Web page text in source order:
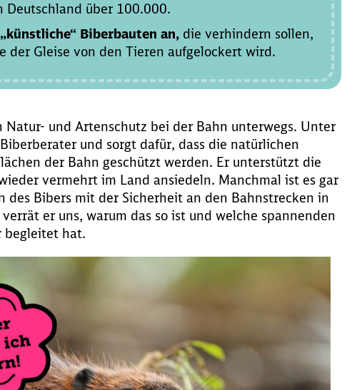
über 100.000.
Biberbauten an, die verhindern sollen,
der Gleise von den Tieren aufgelockert wird.
Natur- und Artenschutz bei der Bahn unterwegs. Unter
und sorgt dafür, dass die natürlichen
der Bahn geschützt werden. Er unterstützt die
vermehrt im Land ansiedeln. Manchmal ist es gar
des Bibers mit der Sicherheit an den Bahnstrecken in
er uns, warum das so ist und welche spannenden
begleitet hat.